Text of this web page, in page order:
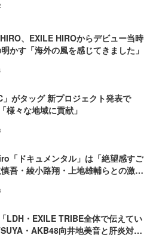
、EXILE HIROからデビュー当時
かす「海外の風を感じてきました」
がタッグ 新プロジェクト発表で
様々な地域に貢献」
「ドキュメンタル」は「絶望感すご
吾・綾小路翔・上地雄輔らとの激闘
LDH・EXILE TRIBE全体で伝えてい
・AKB48向井地美音と肝炎対策